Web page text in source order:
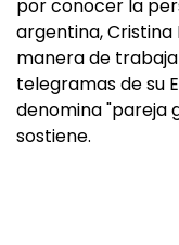
por conocer la
argentina, Cristina
manera de
telegramas de su
denomina "pareja
sostiene.